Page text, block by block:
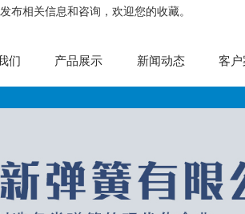
布相关信息和咨询，欢迎您的收藏。
们 产品展示 新闻动态 客